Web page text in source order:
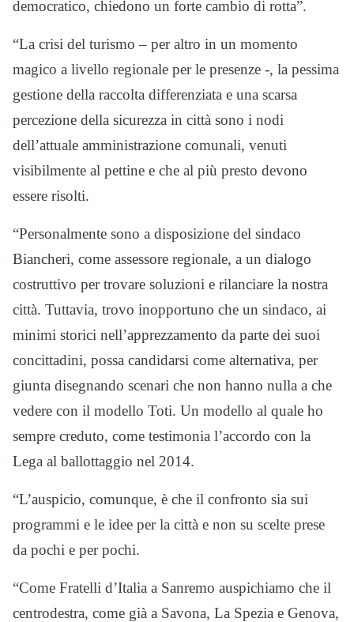
democratico, chiedono un forte cambio di rotta”.
“La crisi del turismo – per altro in un momento
magico a livello regionale per le presenze -, la pessima
gestione della raccolta differenziata e una scarsa
percezione della sicurezza in città sono i nodi
dell’attuale amministrazione comunali, venuti
visibilmente al pettine e che al più presto devono
essere risolti.
“Personalmente sono a disposizione del sindaco
Biancheri, come assessore regionale, a un dialogo
costruttivo per trovare soluzioni e rilanciare la nostra
città. Tuttavia, trovo inopportuno che un sindaco, ai
minimi storici nell’apprezzamento da parte dei suoi
concittadini, possa candidarsi come alternativa, per
giunta disegnando scenari che non hanno nulla a che
vedere con il modello Toti. Un modello al quale ho
sempre creduto, come testimonia l’accordo con la
Lega al ballottaggio nel 2014.
“L’auspicio, comunque, è che il confronto sia sui
programmi e le idee per la città e non su scelte prese
da pochi e per pochi.
“Come Fratelli d’Italia a Sanremo auspichiamo che il
centrodestra, come già a Savona, La Spezia e Genova,